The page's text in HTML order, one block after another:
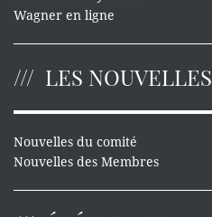
Wagner en ligne
LES NOUVELLES
Nouvelles du comité
Nouvelles des Membres